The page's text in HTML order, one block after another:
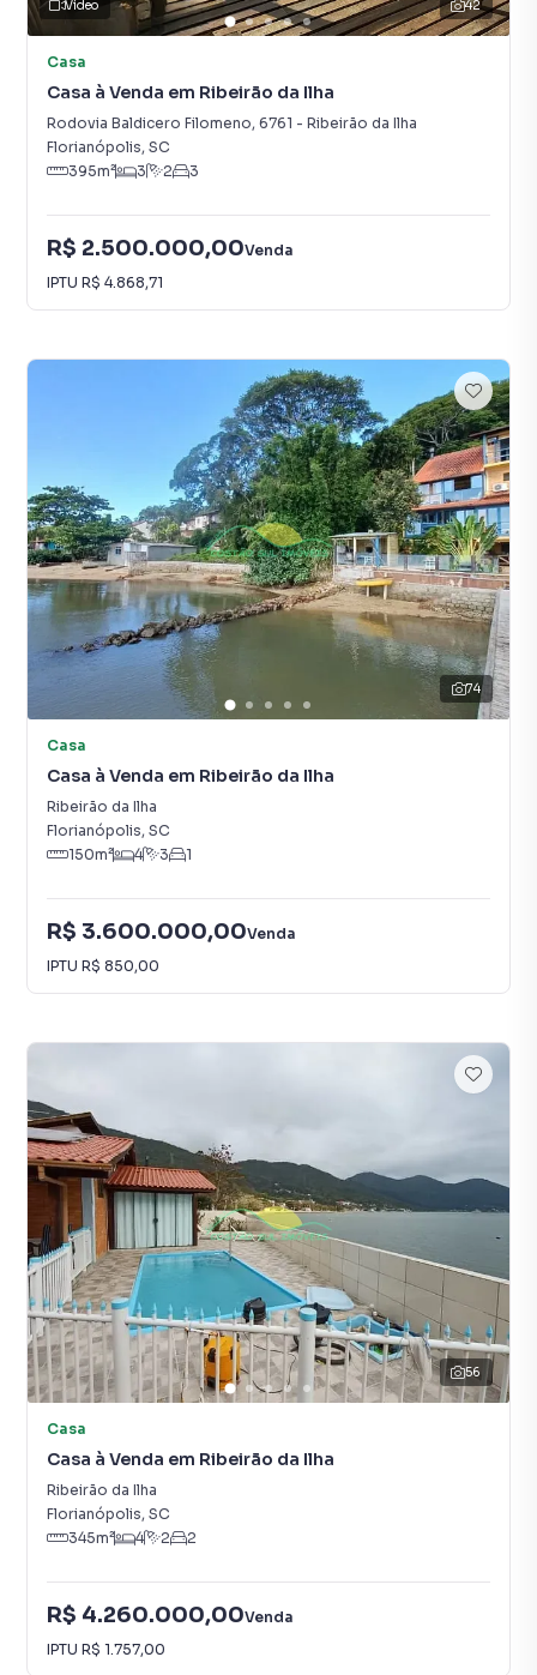
42
Vídeo
Casa
Casa à Venda em Ribeirão da Ilha
Rodovia Baldicero Filomeno, 6761 - Ribeirão da Ilha
Florianópolis, SC
395m² 3 2 3
R$ 2.500.000,00Venda
IPTU R$ 4.868,71
74
Casa
Casa à Venda em Ribeirão da Ilha
Ribeirão da Ilha
Florianópolis, SC
150m² 4 3 1
R$ 3.600.000,00Venda
IPTU R$ 850,00
56
Casa
Casa à Venda em Ribeirão da Ilha
Ribeirão da Ilha
Florianópolis, SC
345m² 4 2 2
R$ 4.260.000,00Venda
IPTU R$ 1.757,00